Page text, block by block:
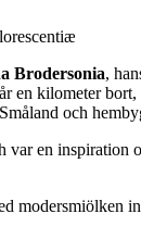
Brodersonia,
kilometer
och
en